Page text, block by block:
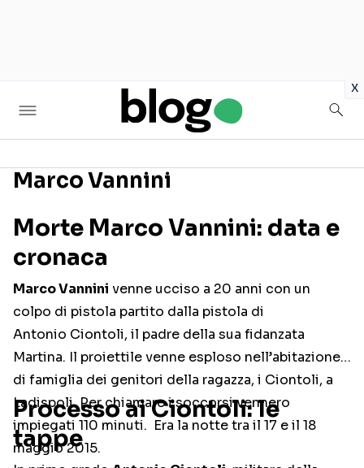
x
Marco Vannini
Morte Marco Vannini: data e
cronaca
Marco Vannini venne ucciso a 20 anni con un
colpo di pistola partito dalla pistola di
Antonio Ciontoli, il padre della sua fidanzata
Martina. Il proiettile venne esploso nell’abitazione
di famiglia dei genitori della ragazza, i Ciontoli, a
Ladispoli. Per chiamare i soccorsi vennero
impiegati 110 minuti. Era la notte tra il 17 e il 18
maggio 2015.
Processo ai Ciontoli: le
tappe